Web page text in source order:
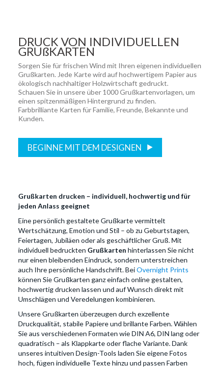
DRUCK VON INDIVIDUELLEN
GRUßKARTEN
Sorgen Sie für frischen Wind mit Ihren eigenen individuellen
Grußkarten. Jede Karte wird auf hochwertigem Papier aus
ökologisch nachhaltiger Holzwirtschaft gedruckt.
Schauen Sie in unsere über 1000 Grußkartenvorlagen, um
einen spitzenmäßigen Hintergrund zu finden.
Farbbrilliante Karten für Familie, Freunde, Bekannte und
Kunden.
BEGINNE MIT DEM DESIGNEN
Grußkarten drucken – individuell, hochwertig und für
jeden Anlass geeignet
Eine persönlich gestaltete Grußkarte vermittelt
Wertschätzung, Emotion und Stil – ob zu Geburtstagen,
Feiertagen, Jubiläen oder als geschäftlicher Gruß. Mit
individuell bedruckten Grußkarten hinterlassen Sie nicht
nur einen bleibenden Eindruck, sondern unterstreichen
auch Ihre persönliche Handschrift. BeiOvernight Prints
können Sie Grußkarten ganz einfach online gestalten,
hochwertig drucken lassen und auf Wunsch direkt mit
Umschlägen und Veredelungen kombinieren.
Unsere Grußkarten überzeugen durch exzellente
Druckqualität, stabile Papiere und brillante Farben. Wählen
Sie aus verschiedenen Formaten wie DIN A6, DIN lang oder
quadratisch – als Klappkarte oder flache Variante. Dank
unseres intuitiven Design-Tools laden Sie eigene Fotos
hoch, fügen individuelle Texte hinzu und passen Farben